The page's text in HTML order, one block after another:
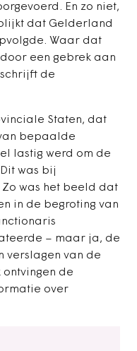
En zo niet,
dat Gelderland
Waar dat
een gebrek aan
de
Staten, dat
bepaalde
lastig werd om de
was bij
was het beeld dat
in de begroting van
– maar ja, de
verslagen van de
ontvingen de
over